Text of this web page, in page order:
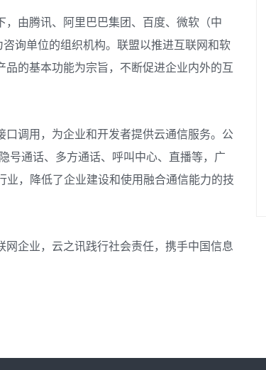
由腾讯、阿里巴巴集团、百度、微软（中
询单位的组织机构。联盟以推进互联网和软
的基本功能为宗旨，不断促进企业内外的互
调用，为企业和开发者提供云通信服务。公
号通话、多方通话、呼叫中心、直播等，广
，降低了企业建设和使用融合通信能力的技
企业，云之讯践行社会责任，携手中国信息